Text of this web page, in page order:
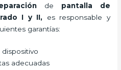
de
pantalla de
I y II, es responsable y
garantías:
adecuadas